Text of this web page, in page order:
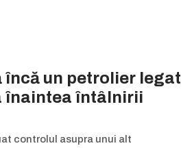
încă un petrolier legat
înaintea întâlnirii
controlul asupra unui alt